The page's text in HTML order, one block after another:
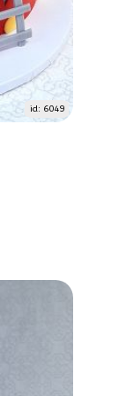
id: 6049